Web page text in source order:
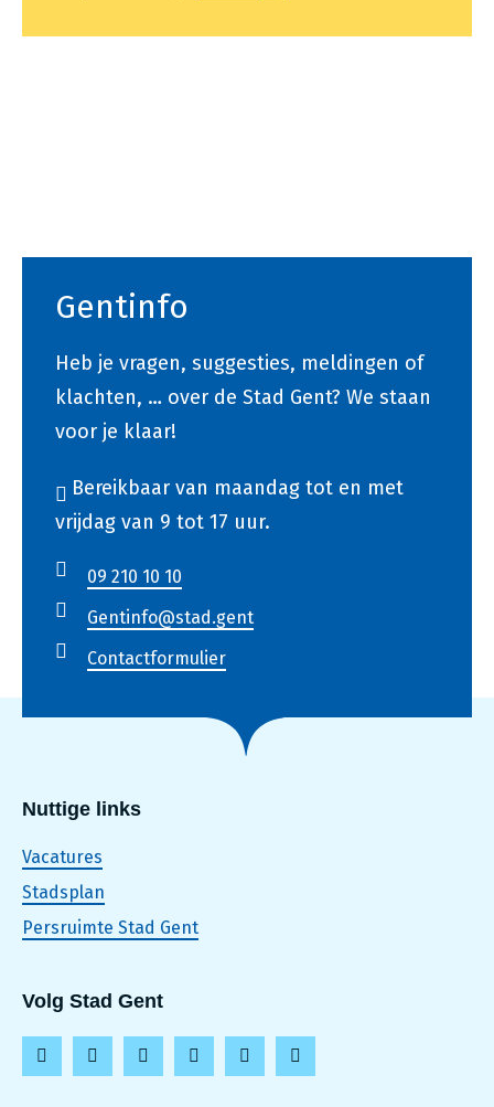
Gentinfo
Heb je vragen, suggesties, meldingen of
klachten, … over de Stad Gent? We staan
voor je klaar!
Bereikbaar van maandag tot en met
vrijdag van 9 tot 17 uur.
09 210 10 10
Gentinfo@stad.gent
Contactformulier
Nuttige links
Vacatures
Stadsplan
Persruimte Stad Gent
Volg Stad Gent